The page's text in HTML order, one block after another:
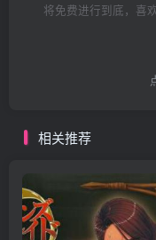
将免费进行到底，喜
相关推荐